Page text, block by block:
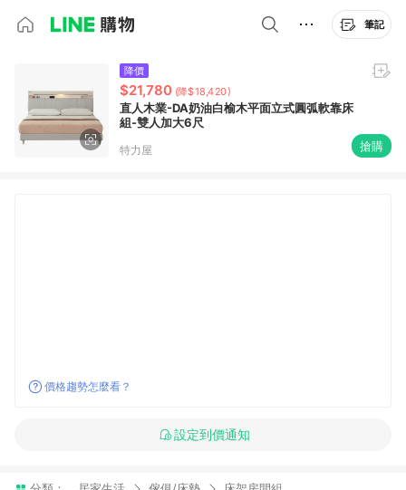
筆記
降價
$21,780 (降$18,420)
直人木業-DA奶油白榆木平面立式圓弧軟靠床
組-雙人加大6尺
特力屋 搶購
價格趨勢怎麼看？
設定到價通知